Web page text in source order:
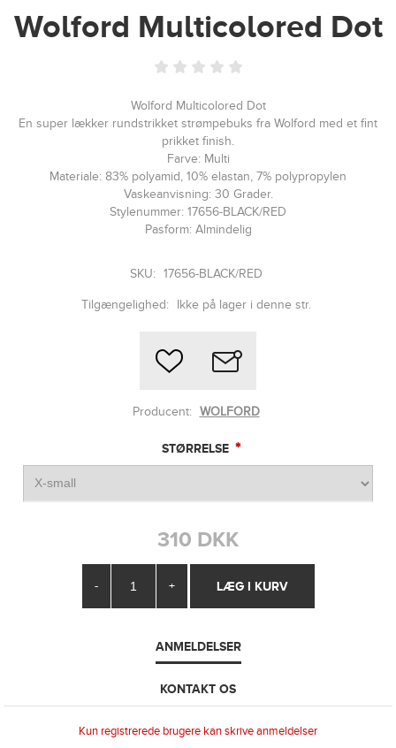
Wolford Multicolored Dot
Wolford Multicolored Dot
En super lækker rundstrikket strømpebuks fra Wolford med et fint
prikket finish.
Farve: Multi
Materiale: 83% polyamid, 10% elastan, 7% polypropylen
Vaskeanvisning: 30 Grader.
Stylenummer: 17656-BLACK/RED
Pasform: Almindelig
SKU: 17656-BLACK/RED
Tilgængelighed: Ikke på lager i denne str.
Producent: WOLFORD
STØRRELSE *
310 DKK
- +
ANMELDELSER
KONTAKT OS
Kun registrerede brugere kan skrive anmeldelser